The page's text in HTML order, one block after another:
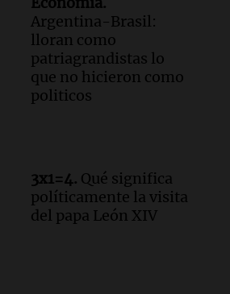
Argentina-Brasil:
lloran como
patriagrandistas lo
que no hicieron como
politicos
3x1=4. Qué significa
políticamente la visita
del papa León XIV